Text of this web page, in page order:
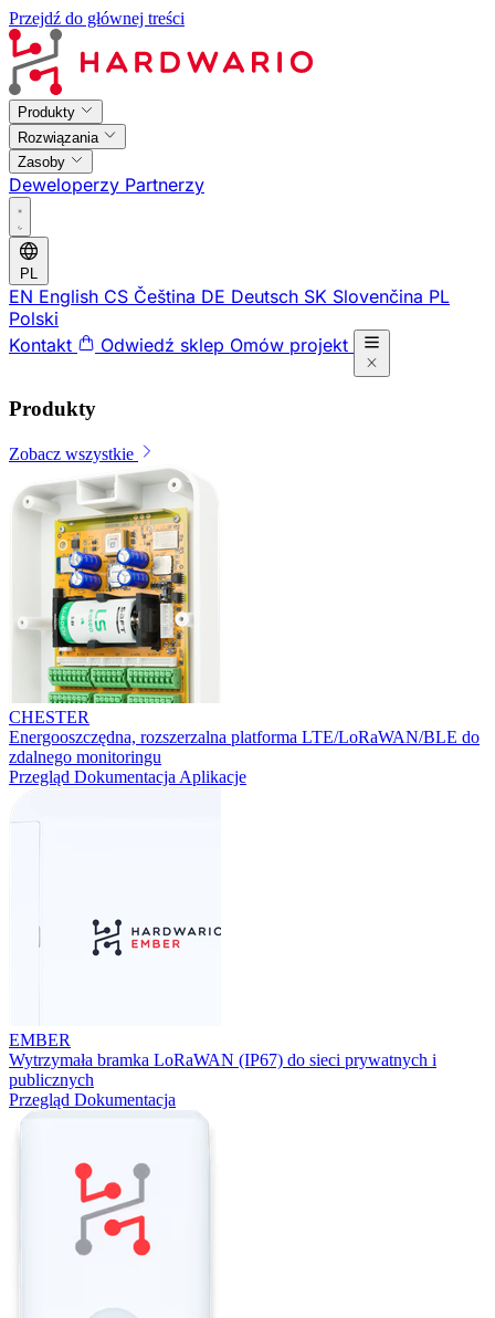
Przejdź do głównej treści
Produkty
Rozwiązania
Zasoby
Deweloperzy Partnerzy
PL
EN English CS Čeština DE Deutsch SK Slovenčina PL
Polski
Kontakt
Odwiedź sklep Omów projekt
Produkty
Zobacz wszystkie
CHESTER
Energooszczędna, rozszerzalna platforma LTE/LoRaWAN/BLE do
zdalnego monitoringu
Przegląd Dokumentacja Aplikacje
EMBER
Wytrzymała bramka LoRaWAN (IP67) do sieci prywatnych i
publicznych
Przegląd Dokumentacja